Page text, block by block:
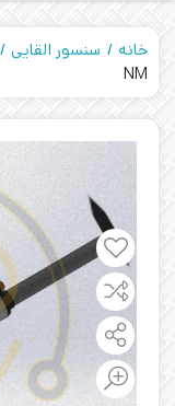
خانه سنسور القایی
NM